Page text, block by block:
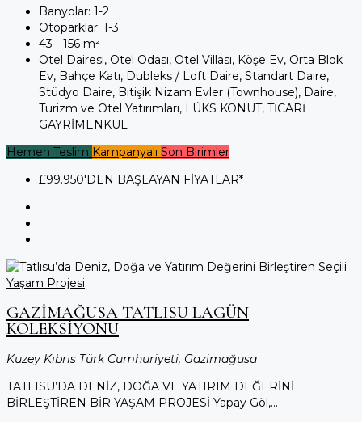
Banyolar: 1-2
Otoparklar: 1-3
43 - 156 m²
Otel Dairesi, Otel Odası, Otel Villası, Köşe Ev, Orta Blok
Ev, Bahçe Katı, Dubleks / Loft Daire, Standart Daire,
Stüdyo Daire, Bitişik Nizam Evler (Townhouse), Daire,
Turizm ve Otel Yatırımları, LÜKS KONUT, TİCARİ
GAYRİMENKUL
Hemen Teslim Kampanyalı Son Birimler
£99.950'DEN BAŞLAYAN FİYATLAR*
GAZİMAĞUSA TATLISU LAGÜN
KOLEKSİYONU
Kuzey Kıbrıs Türk Cumhuriyeti, Gazimağusa
TATLISU’DA DENİZ, DOĞA VE YATIRIM DEĞERİNİ
BİRLEŞTİREN BİR YAŞAM PROJESİ Yapay Göl,...